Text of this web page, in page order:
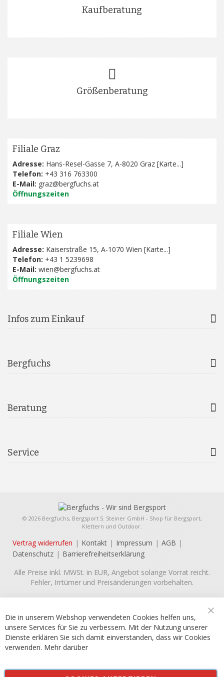
Kaufberatung
Größenberatung
Filiale Graz
Adresse: Hans-Resel-Gasse 7, A-8020 Graz [Karte...]
Telefon: +43 316 763300
E-Mail: graz@bergfuchs.at
Öffnungszeiten
Filiale Wien
Adresse: Kaiserstraße 15, A-1070 Wien [Karte...]
Telefon: +43 1 5239698
E-Mail: wien@bergfuchs.at
Öffnungszeiten
Infos zum Einkauf
Bergfuchs
Beratung
Service
© 2026 Bergfuchs, Bergsport S. Steiner GmbH - Shop für Bergsport,
Klettern und Outdoor.
Vertrag widerrufen Kontakt Impressum
AGB
Datenschutz
Barrierefreiheitserklärung
Alle Preise inkl. MWSt. in EUR, Angebot solange Vorrat reicht.
Fehler, Irrtümer und Preisänderungen vorbehalten.
Die in unserem Webshop verwendeten Cookies helfen uns,
unsere Services für Sie zu verbessern. Mit der Nutzung unserer
Dienste erklären Sie sich damit einverstanden, dass wir Cookies
verwenden. Mehr darüber